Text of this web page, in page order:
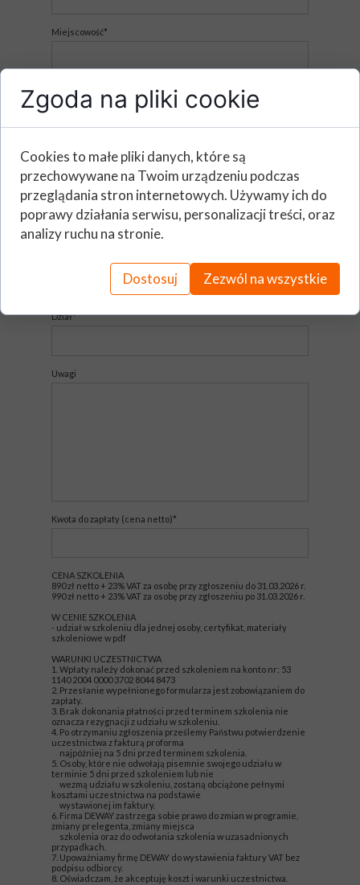
Miejscowość*
Imię i nazwisko (Osoba zgłaszająca)*
Telefon*
Dział*
Uwagi
Kwota do zapłaty (cena netto)*
CENA SZKOLENIA
890 zł netto + 23% VAT za osobę przy zgłoszeniu do 31.03.2026 r.
990 zł netto + 23% VAT za osobę przy zgłoszeniu po 31.03.2026 r.
W CENIE SZKOLENIA
- udział w szkoleniu dla jednej osoby, certyfikat, materiały
szkoleniowe w pdf
WARUNKI UCZESTNICTWA
1. Wpłaty należy dokonać przed szkoleniem na konto nr: 53
1140 2004 0000 3702 8044 8473
2. Przesłanie wypełnionego formularza jest zobowiązaniem do
zapłaty.
3. Brak dokonania płatności przed terminem szkolenia nie
oznacza rezygnacji z udziału w szkoleniu.
4. Po otrzymaniu zgłoszenia prześlemy Państwu potwierdzenie
uczestnictwa z fakturą proforma
najpóźniej na 5 dni przed terminem szkolenia.
5. Osoby, które nie odwołają pisemnie swojego udziału w
terminie 5 dni przed szkoleniem lub nie
wezmą udziału w szkoleniu, zostaną obciążone pełnymi
kosztami uczestnictwa na podstawie
wystawionej im faktury.
6. Firma DEWAY zastrzega sobie prawo do zmian w programie,
zmiany prelegenta, zmiany miejsca
szkolenia oraz do odwołania szkolenia w uzasadnionych
przypadkach.
7. Upoważniamy firmę DEWAY do wystawienia faktury VAT bez
podpisu odbiorcy.
8. Oświadczam, że akceptuję koszt i warunki uczestnictwa.
Zgoda na pliki cookie
Cookies to małe pliki danych, które są
przechowywane na Twoim urządzeniu podczas
przeglądania stron internetowych. Używamy ich do
poprawy działania serwisu, personalizacji treści, oraz
analizy ruchu na stronie.
Dostosuj Zezwól na wszystkie